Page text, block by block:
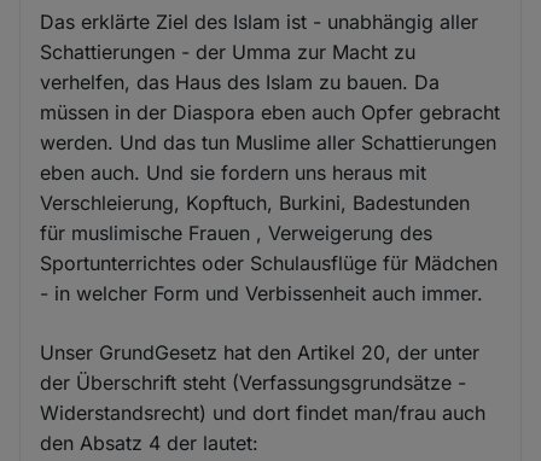
Das erklärte Ziel des Islam ist - unabhängig aller
Schattierungen - der Umma zur Macht zu
verhelfen, das Haus des Islam zu bauen. Da
müssen in der Diaspora eben auch Opfer gebracht
werden. Und das tun Muslime aller Schattierungen
eben auch. Und sie fordern uns heraus mit
Verschleierung, Kopftuch, Burkini, Badestunden
für muslimische Frauen , Verweigerung des
Sportunterrichtes oder Schulausflüge für Mädchen
- in welcher Form und Verbissenheit auch immer.
Unser GrundGesetz hat den Artikel 20, der unter
der Überschrift steht (Verfassungsgrundsätze -
Widerstandsrecht) und dort findet man/frau auch
den Absatz 4 der lautet: